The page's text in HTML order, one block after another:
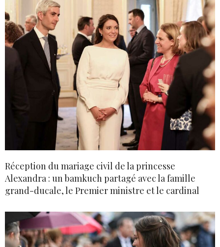
Réception du mariage civil de la princesse
Alexandra : un bamkuch partagé avec la famille
grand-ducale, le Premier ministre et le cardinal